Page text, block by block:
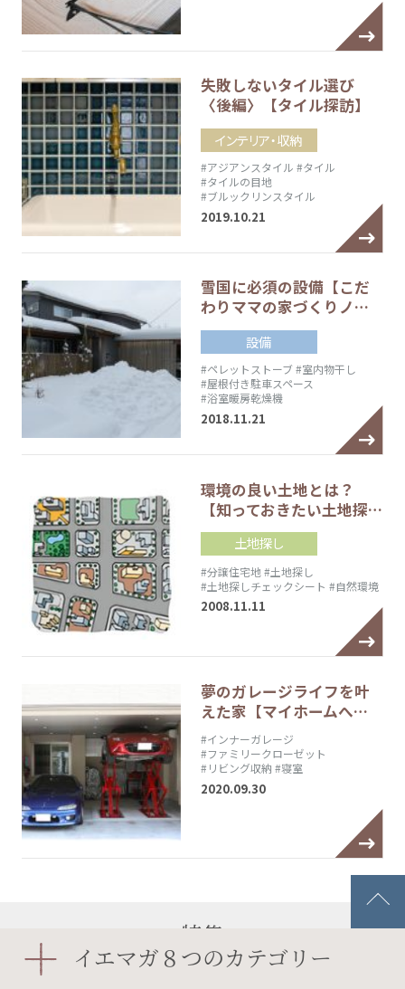
失敗しないタイル選び
〈後編〉【タイル探訪】
インテリア・収納
#アジアンスタイル #タイル
#タイルの目地
#ブルックリンスタイル
2019.10.21
雪国に必須の設備【こだ
わりママの家づくりノ…
設備
#ペレットストーブ#室内物干し
#屋根付き駐車スペース
#浴室暖房乾燥機
2018.11.21
環境の良い土地とは？
【知っておきたい土地探…
土地探し
#分譲住宅地#土地探し
#土地探しチェックシート #自然環境
2008.11.11
夢のガレージライフを叶
えた家【マイホームへ…
#インナーガレージ
#ファミリークローゼット
#リビング収納 #寝室
2020.09.30
特集
イエマガ８つのカテゴリー